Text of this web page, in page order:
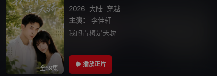
全59集
2026 大陆 穿越
主演：
李佳轩
我的青梅是天骄
播放正片